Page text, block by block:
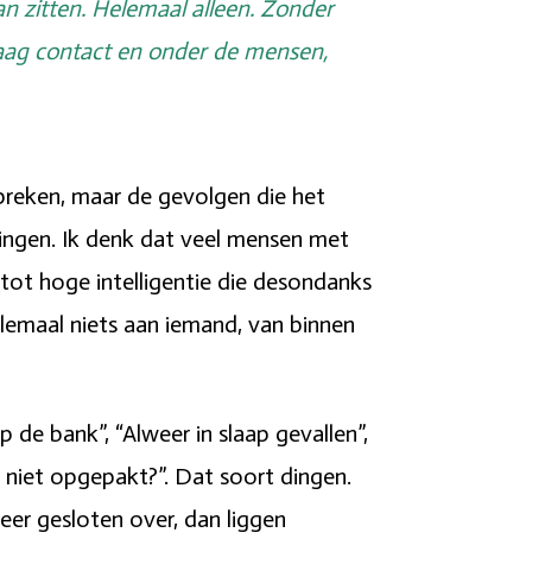
zitten. Helemaal alleen. Zonder
contact en onder de mensen,
maar de gevolgen die het
Ik denk dat veel mensen met
hoge intelligentie die desondanks
niets aan iemand, van binnen
bank”, “Alweer in slaap gevallen”,
opgepakt?”. Dat soort dingen.
gesloten over, dan liggen